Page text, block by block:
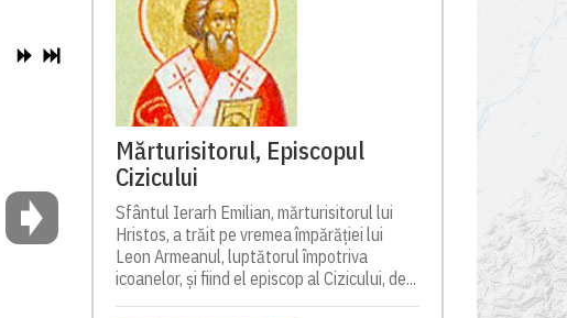
Mărturisitorul, Episcopul
Cizicului
Sfântul Ierarh Emilian, mărturisitorul lui
Hristos, a trăit pe vremea împărăției lui
Leon Armeanul, luptătorul împotriva
icoanelor, și fiind el episcop al Cizicului, de...